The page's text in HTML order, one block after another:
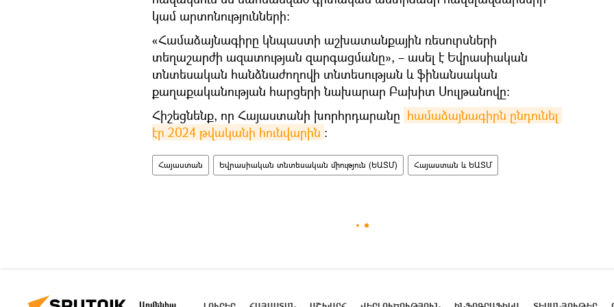
կամ արտոնությունների:
«Համաձայնագիրը կնպաստի աշխատանքային ռեսուրսների
տեղաշարժի ազատության զարգացմանը», – ասել է Եվրասիական
տնտեսական հանձնաժողովի տնտեսության և ֆինանսական
քաղաքականության հարցերի նախարար Բախիտ Սուլթանովը:
Հիշեցնենք, որ Հայաստանի խորհրդարանը համաձայնագիրն ընդունել
էր 2024 թվականի հունվարին ։
Հայաստան Եվրասիական տնտեսական միություն (ԵԱՏՄ) Հայաստան և ԵԱՏՄ
Արմենիա